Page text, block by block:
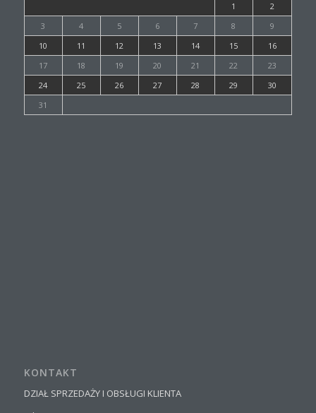
1
2
3
4 5 6 7 8
9
10
11 12 13 14 15
16
17
18 19 20 21 22
23
24
25 26 27 28 29
30
31
KONTAKT
DZIAŁ SPRZEDAŻY I OBSŁUGI KLIENTA